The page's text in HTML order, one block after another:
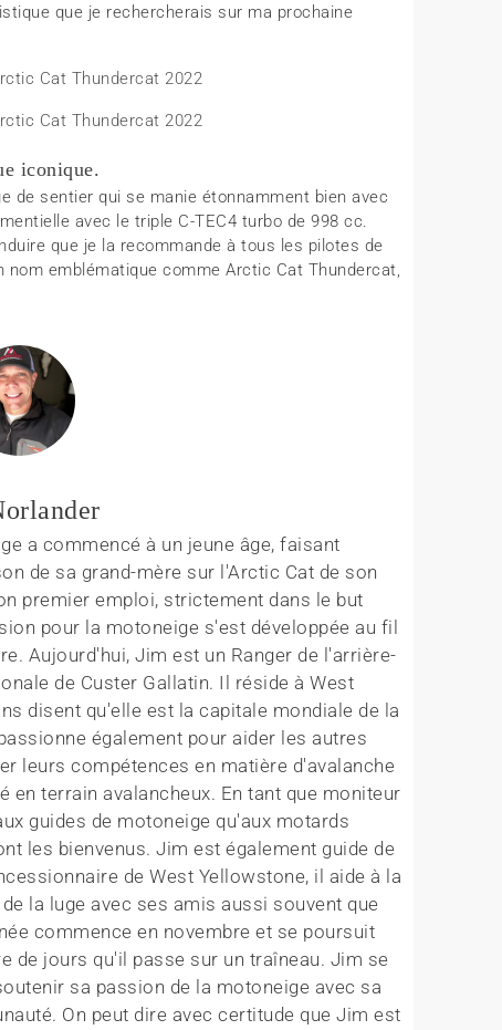
que je rechercherais sur ma prochaine
iconique.
de sentier qui se manie étonnamment bien avec
avec le triple C-TEC4 turbo de 998 cc.
que je la recommande à tous les pilotes de
emblématique comme Arctic Cat Thundercat,
a commencé à un jeune âge, faisant
de sa grand-mère sur l'Arctic Cat de son
premier emploi, strictement dans le but
pour la motoneige s'est développée au fil
Aujourd'hui, Jim est un Ranger de l'arrière-
de Custer Gallatin. Il réside à West
disent qu'elle est la capitale mondiale de la
également pour aider les autres
leurs compétences en matière d'avalanche
terrain avalancheux. En tant que moniteur
guides de motoneige qu'aux motards
les bienvenus. Jim est également guide de
de West Yellowstone, il aide à la
la luge avec ses amis aussi souvent que
commence en novembre et se poursuit
de jours qu'il passe sur un traîneau. Jim se
sa passion de la motoneige avec sa
On peut dire avec certitude que Jim est